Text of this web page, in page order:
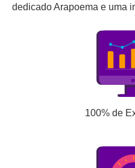
dedicado Arapoema e uma
100% de